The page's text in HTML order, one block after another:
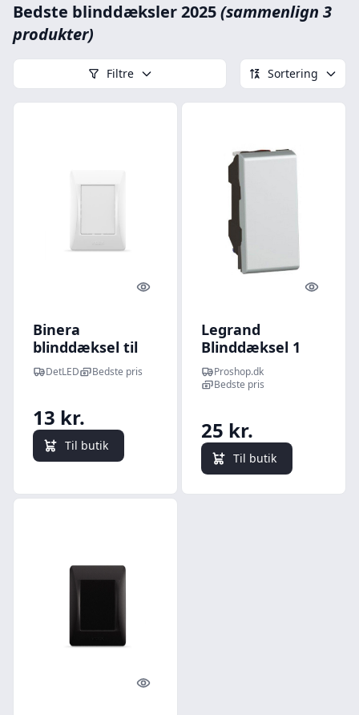
Bedste blinddæksler 2025(sammenlign 3
produkter)
Filtre Sortering
Quick look
Binera
blinddæksel til
ramme - Hvid,
indbygning,
plast
DetLED Bedste pris
13 kr.
Til butik
Quick
Legrand
Blinddæksel 1
modul hvid
Proshop.dk
Bedste pris
25 kr.
Til butik
Quick look